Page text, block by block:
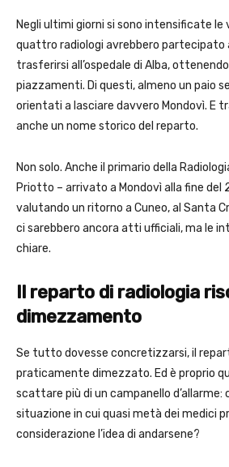
Negli ultimi giorni si sono intensificate le
quattro radiologi avrebbero partecipato
trasferirsi all’ospedale di Alba,
piazzamenti. Di questi, almeno un paio
orientati a lasciare davvero Mondovì. E
anche un nome storico del reparto.
Non solo. Anche il primario della
Priotto – arrivato a Mondovì alla fine del
valutando un ritorno a Cuneo, al Santa
ci sarebbero ancora atti ufficiali, ma le
chiare.
Il reparto di radiologia
dimezzamento
Se tutto dovesse concretizzarsi, il
praticamente dimezzato. Ed è proprio
scattare più di un campanello d’allarme:
situazione in cui quasi metà dei medici
considerazione l’idea di andarsene?